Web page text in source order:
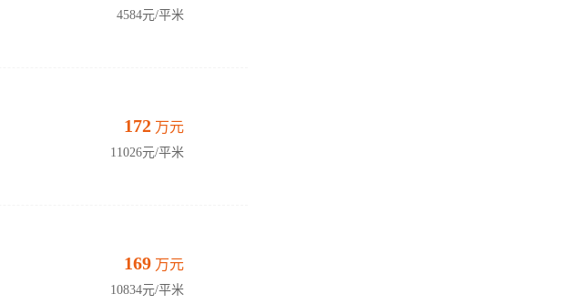
4584元/平米
172 万元
11026元/平米
169 万元
10834元/平米